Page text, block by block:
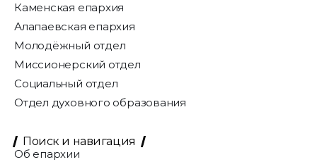
Каменская епархия
Алапаевская епархия
Молодёжный отдел
Миссионерский отдел
Социальный отдел
Отдел духовного образования
Поиск и навигация
Об епархии